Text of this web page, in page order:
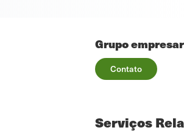
Grupo
Contato
Serviços